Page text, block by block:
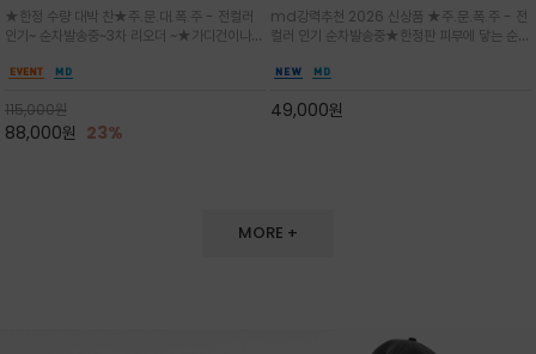
롱 원피스
★한정 수량 대박 찬★주.문.대.폭.주 - 전컬러
인기~ 순차발송중~3차 리오더 ~★가디건이나
도 손색이 없고,리조트룩까지 만능/답답하지 않
버하면서도 여리여리한 무
115,000원
88,000원 23%
품은 시원함: 우수한 통기성
md강력추천 2026 신상품 ★주.문.폭.주 - 전
컬러 인기 순차발송중★한정판 피부에 닿는 순간
한 터치감~★여름에 오히려 이런티을 입으셔야
을 즐기실수 있습니다^^
49,000원
MORE +